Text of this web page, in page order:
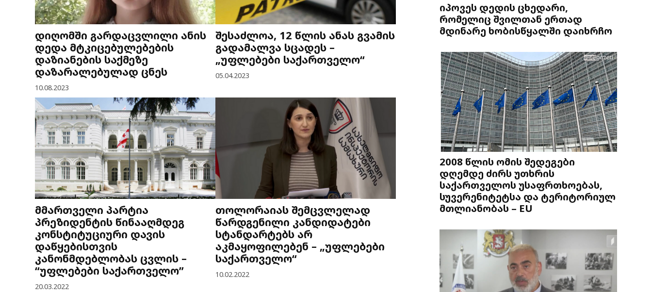
დიღომში გარდაცვლილი ანის
დედა მტკიცებულებების
დაზიანების საქმეზე
დაზარალებულად ცნეს
10.08.2023
შესაძლოა, 12 წლის ანას გვამის
გადამალვა სცადეს –
„უფლებები საქართველო“
05.04.2023
მმართველი პარტია
პრეზიდენტის წინააღმდეგ
კონსტიტუციური დავის
დაწყებისთვის
კანონმდებლობას ცვლის –
“უფლებები საქართველო”
20.03.2022
თოლორაიას შემცვლელად
წარდგენილი კანდიდატები
სტანდარტებს არ
აკმაყოფილებენ – „უფლებები
საქართველო“
10.02.2022
იპოვეს დედის ცხედარი,
რომელიც შვილთან ერთად
მდინარე ხობისწყალში დაიხრჩო
2008 წლის ომის შედეგები
დღემდე ძირს უთხრის
საქართველოს უსაფრთხოებას,
სუვერენიტეტსა და ტერიტორიულ
მთლიანობას – EU